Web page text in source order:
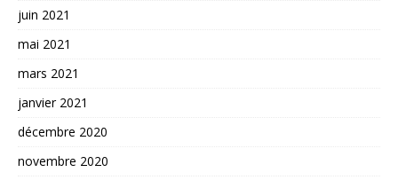
juin 2021
mai 2021
mars 2021
janvier 2021
décembre 2020
novembre 2020